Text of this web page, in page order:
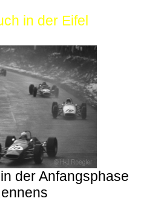
in der Eifel
der Anfangsphase